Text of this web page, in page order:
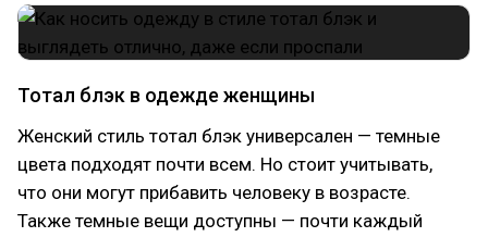
Тотал блэк в одежде женщины
Женский стиль тотал блэк универсален — темные
цвета подходят почти всем. Но стоит учитывать,
что они могут прибавить человеку в возрасте.
Также темные вещи доступны — почти каждый